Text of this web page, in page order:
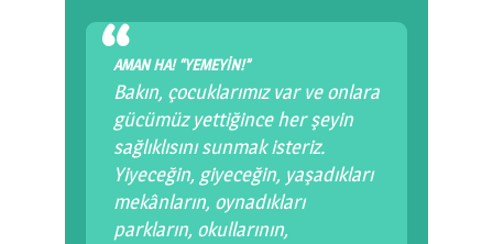
AMAN HA! “YEMEYİN!”
Bakın, çocuklarımız var ve onlara
gücümüz yettiğince her şeyin
sağlıklısını sunmak isteriz.
Yiyeceğin, giyeceğin, yaşadıkları
mekânların, oynadıkları
parkların, okullarının,